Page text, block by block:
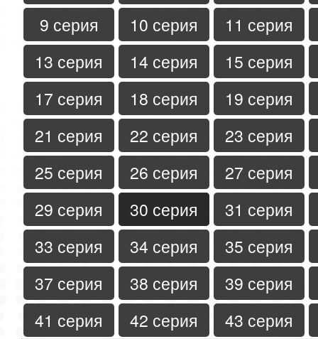
9 серия
10 серия
11 серия
13 серия
14 серия
15 серия
17 серия
18 серия
19 серия
21 серия
22 серия
23 серия
25 серия
26 серия
27 серия
29 серия
30 серия
31 серия
33 серия
34 серия
35 серия
37 серия
38 серия
39 серия
41 серия
42 серия
43 серия